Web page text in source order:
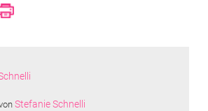
Stefanie Schnelli